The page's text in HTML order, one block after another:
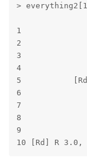
>
1
2
3
4
5           [Rd]
6
7
8
9
10 [Rd] R